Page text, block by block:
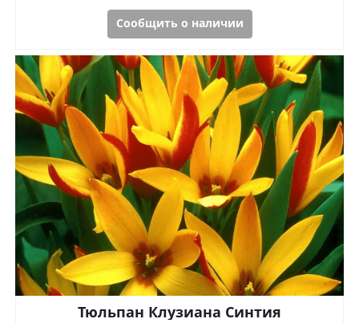
Сообщить о наличии
Тюльпан Клузиана Синтия